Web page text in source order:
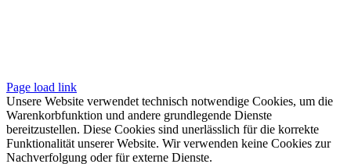
Page load link
Unsere Website verwendet technisch notwendige Cookies, um die
Warenkorbfunktion und andere grundlegende Dienste
bereitzustellen. Diese Cookies sind unerlässlich für die korrekte
Funktionalität unserer Website. Wir verwenden keine Cookies zur
Nachverfolgung oder für externe Dienste.